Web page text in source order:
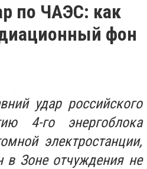
по ЧАЭС: как
фон
удар российского
4-го энергоблока
электростанции,
в Зоне отчуждения не